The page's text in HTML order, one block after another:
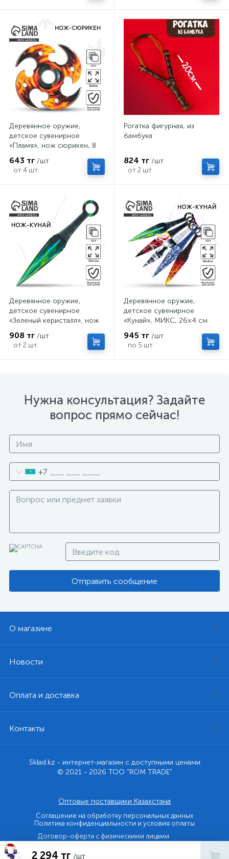
2 294 тг /шт
Деревянное оружие,
детское сувенирное
«Пламя», нож сюрикен, 8
643 тг /шт
от 4 шт.
Рогатка фигурная, из
бамбука
824 тг /шт
от 2 шт.
Деревянное оружие,
детское сувенирное
«Зеленый керисталл», нож
908 тг /шт
от 2 шт.
Деревянное оружие,
детское сувенирное
«Кунай», МИКС, 26×4 см
945 тг /шт
по 5 шт.
Нужна консультация? Задайте
вопрос прямо сейчас!
+7
Отправить сообщение
О магазине
Новости
Оплата и доставка
Контакты
Sklad.kz - интернет-магазин с доступными ценами
© 2021 - 2026 ТОО "ROM TRADE"
Оптовые поставщики Казахстана
Соглашение на обработку персональных данных
Политика конфиденциальности и условия оплаты
Договор-оферта с физическими лицами
Договор-оферта с юридическими лицами и ИП